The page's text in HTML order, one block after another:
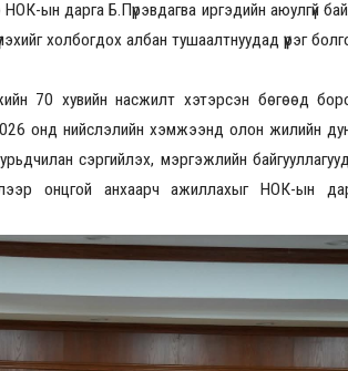
ын дарга Б.Пүрэвдагва иргэдийн аюулгүй
холбогдох албан тушаалтнуудад үүрэг
70 хувийн насжилт хэтэрсэн бөгөөд
онд нийслэлийн хэмжээнд олон жилийн
сэргийлэх, мэргэжлийн
онцгой анхаарч ажиллахыг НОК-ын